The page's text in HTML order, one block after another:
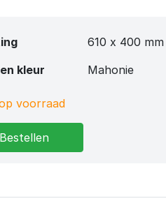
610 x 400 mm
kleur
Mahonie
voorraad